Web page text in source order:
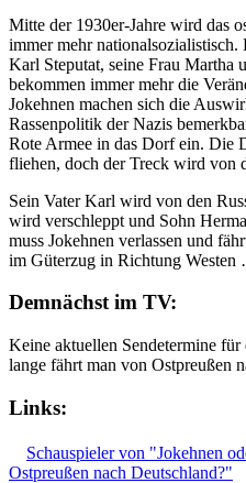
Mitte der 1930er-Jahre wird das
immer mehr
Karl Steputat, seine Frau Martha
bekommen immer mehr die
Jokehnen machen sich die
Rassenpolitik der Nazis
Rote Armee in das Dorf ein. Die
fliehen, doch der Treck wird von
Sein Vater Karl wird von den
wird verschleppt und Sohn
muss Jokehnen verlassen und
im Güterzug in Richtung
Demnächst im TV:
Keine aktuellen Sendetermine
lange fährt man von Ostpreußen
Links:
Schauspieler von "Jokehnen
Ostpreußen nach Deutschland?"